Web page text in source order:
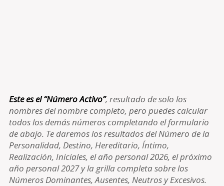
Este es el “Número Activo”, resultado de solo los
nombres del nombre completo, pero puedes calcular
todos los demás números completando el formulario
de abajo. Te daremos los resultados del Número de la
Personalidad, Destino, Hereditario, Íntimo,
Realización, Iniciales, el año personal 2026, el próximo
año personal 2027 y la grilla completa sobre los
Números Dominantes, Ausentes, Neutros y Excesivos.